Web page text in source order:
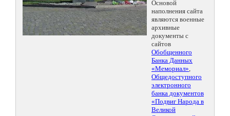
Основой
наполнения сайта
являются военные
архивные
документы с
сайтов
Обобщенного
Банка Данных
«Мемориал»,
Общедоступного
электронного
банка документов
«Подвиг Народа в
Великой